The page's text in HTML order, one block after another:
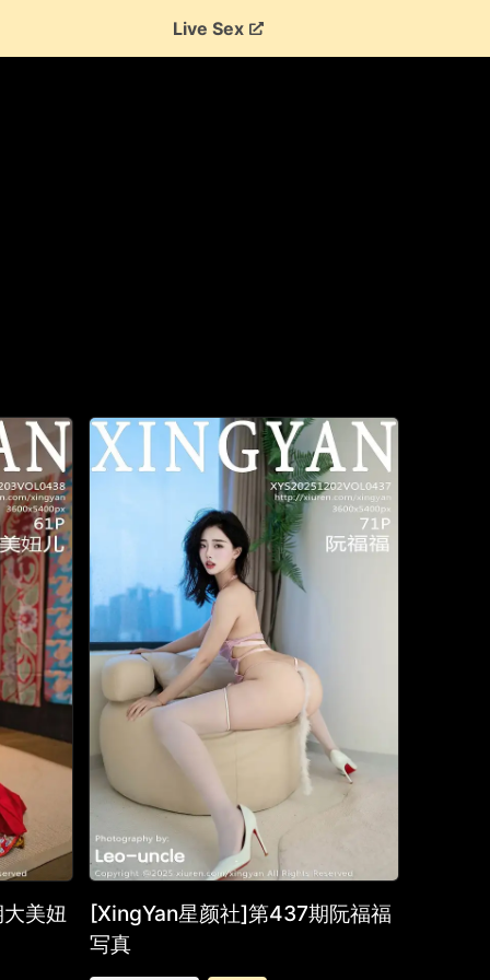
Live Sex
美妞
[XingYan星颜社]第437期阮福福
写真